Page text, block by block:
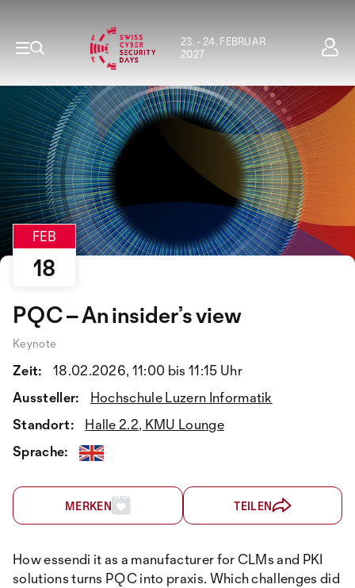
23. - 24. FEBRUAR
2027
FEB
18
PQC – An insider’s view
Keynote
Zeit:
18.02.2026, 11:00 bis 11:15 Uhr
Aussteller:
Hochschule Luzern Informatik
Standort:
Halle 2.2, KMU Lounge
Sprache:
MERKEN TEILEN
How essendi it as a manufacturer for CLMs and PKI
solutions turns PQC into praxis. Which challenges did